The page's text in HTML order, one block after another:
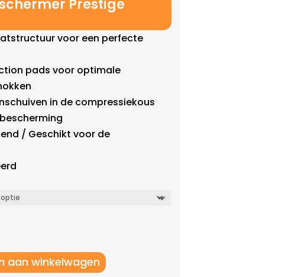
Prestige
voor een perfecte
pads voor optimale
in de compressiekous
/ Geschikt voor de
aan winkelwagen